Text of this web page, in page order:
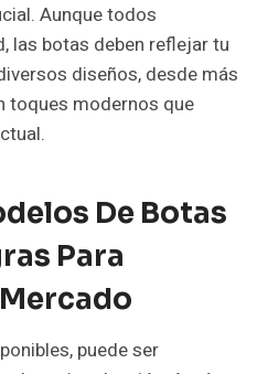
Aunque todos
las botas deben reflejar tu
diseños, desde más
toques modernos que
De Botas
Para
puede ser